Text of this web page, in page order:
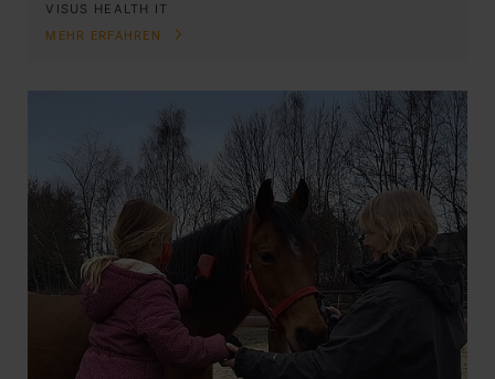
VISUS HEALTH IT
MEHR ERFAHREN